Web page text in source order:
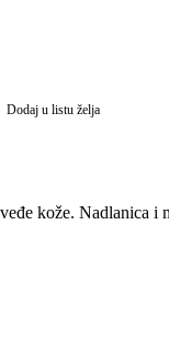
Dodaj u listu želja
kože. Nadlanica